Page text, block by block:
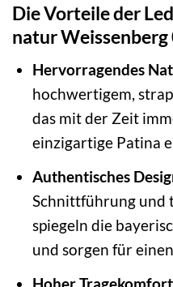
Die Vorteile der
natur
Hervorragendes
hochwertigem,
das mit der Zeit
einzigartige Patina
Authentisches
Schnittführung und
spiegeln die
und sorgen für
Hoher